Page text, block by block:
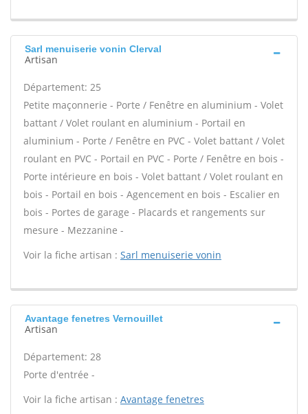
Sarl menuiserie vonin Clerval
Artisan
Département: 25
Petite maçonnerie - Porte / Fenêtre en aluminium - Volet
battant / Volet roulant en aluminium - Portail en
aluminium - Porte / Fenêtre en PVC - Volet battant / Volet
roulant en PVC - Portail en PVC - Porte / Fenêtre en bois -
Porte intérieure en bois - Volet battant / Volet roulant en
bois - Portail en bois - Agencement en bois - Escalier en
bois - Portes de garage - Placards et rangements sur
mesure - Mezzanine -
Voir la fiche artisan : Sarl menuiserie vonin
Avantage fenetres Vernouillet
Artisan
Département: 28
Porte d'entrée -
Voir la fiche artisan : Avantage fenetres